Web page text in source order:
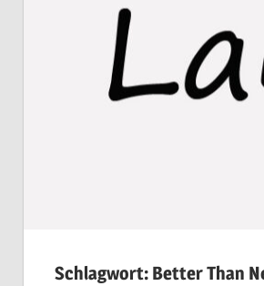
Schlagwort: Better Than